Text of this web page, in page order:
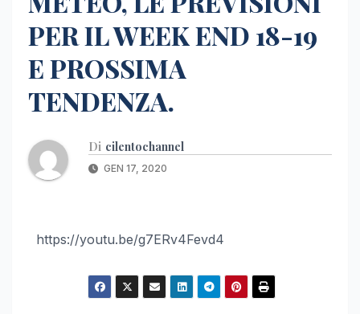
PER IL WEEK END 18-19
E PROSSIMA
TENDENZA.
Di cilentochannel
GEN 17, 2020
https://youtu.be/g7ERv4Fevd4